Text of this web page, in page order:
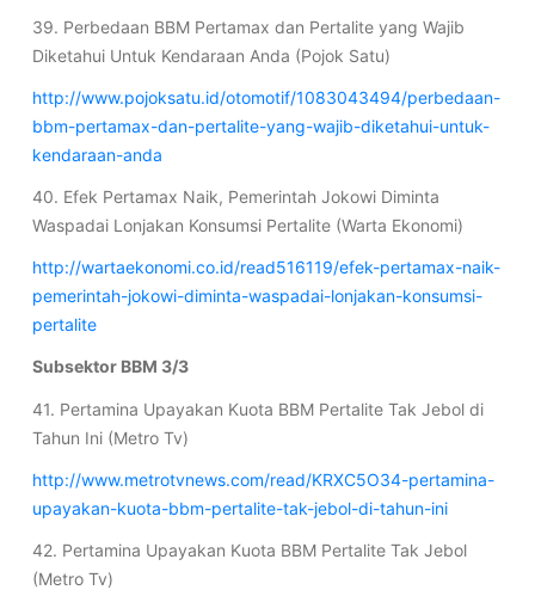
39. Perbedaan BBM Pertamax dan Pertalite yang Wajib
Diketahui Untuk Kendaraan Anda (Pojok Satu)
http://www.pojoksatu.id/otomotif/1083043494/perbedaan-
bbm-pertamax-dan-pertalite-yang-wajib-diketahui-untuk-
kendaraan-anda
40. Efek Pertamax Naik, Pemerintah Jokowi Diminta
Waspadai Lonjakan Konsumsi Pertalite (Warta Ekonomi)
http://wartaekonomi.co.id/read516119/efek-pertamax-naik-
pemerintah-jokowi-diminta-waspadai-lonjakan-konsumsi-
pertalite
Subsektor BBM 3/3
41. Pertamina Upayakan Kuota BBM Pertalite Tak Jebol di
Tahun Ini (Metro Tv)
http://www.metrotvnews.com/read/KRXC5O34-pertamina-
upayakan-kuota-bbm-pertalite-tak-jebol-di-tahun-ini
42. Pertamina Upayakan Kuota BBM Pertalite Tak Jebol
(Metro Tv)